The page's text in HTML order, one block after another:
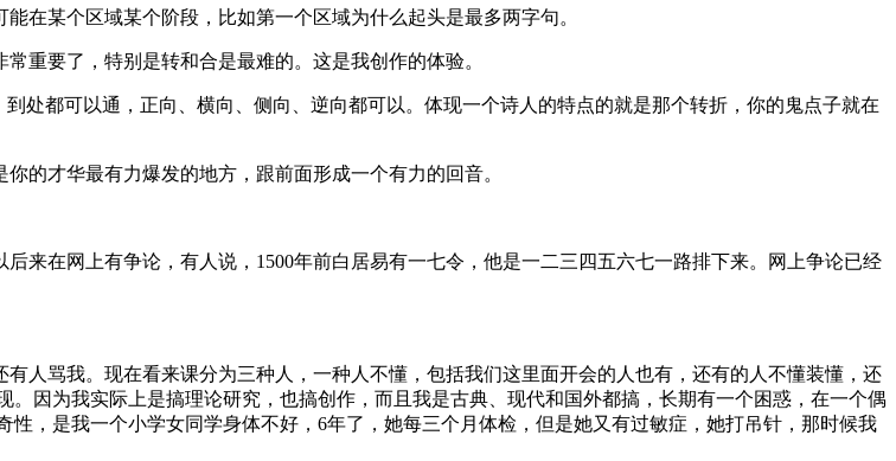
在某个区域某个阶段，比如第一个区域为什么起头是最多两字句。
重要了，特别是转和合是最难的。这是我创作的体验。
处都可以通，正向、横向、侧向、逆向都可以。体现一个诗人的特点的就是那个转折，你的鬼点子就在
的才华最有力爆发的地方，跟前面形成一个有力的回音。
来在网上有争论，有人说，1500年前白居易有一七令，他是一二三四五六七一路排下来。网上争论已经
人骂我。现在看来课分为三种人，一种人不懂，包括我们这里面开会的人也有，还有的人不懂装懂，还
因为我实际上是搞理论研究，也搞创作，而且我是古典、现代和国外都搞，长期有一个困惑，在一个偶
，是我一个小学女同学身体不好，6年了，她每三个月体检，但是她又有过敏症，她打吊针，那时候我